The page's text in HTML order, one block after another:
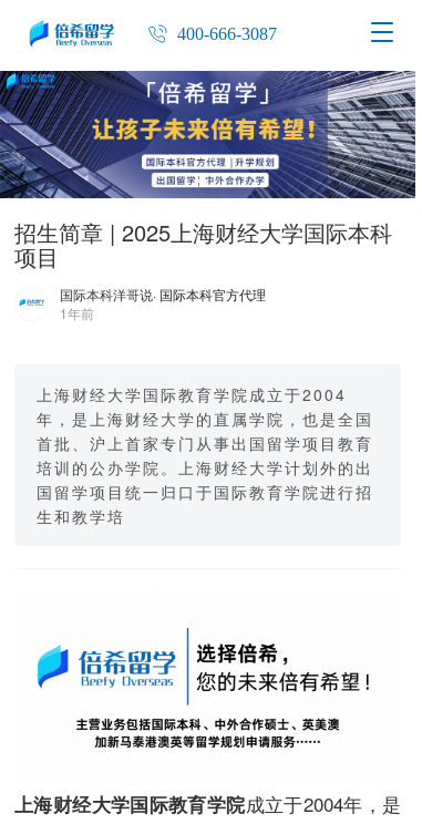
T
g
g
l
e
n
a
i
400-666-3087
招生简章 | 2025上海财经大学国际本科
项目
国际本科洋哥说· 国际本科官方代理
1年前
上海财经大学国际教育学院成立于2004
年，是上海财经大学的直属学院，也是全国
首批、沪上首家专门从事出国留学项目教育
培训的公办学院。上海财经大学计划外的出
国留学项目统一归口于国际教育学院进行招
生和教学培
上海财经大学国际教育学院成立于2004年，是